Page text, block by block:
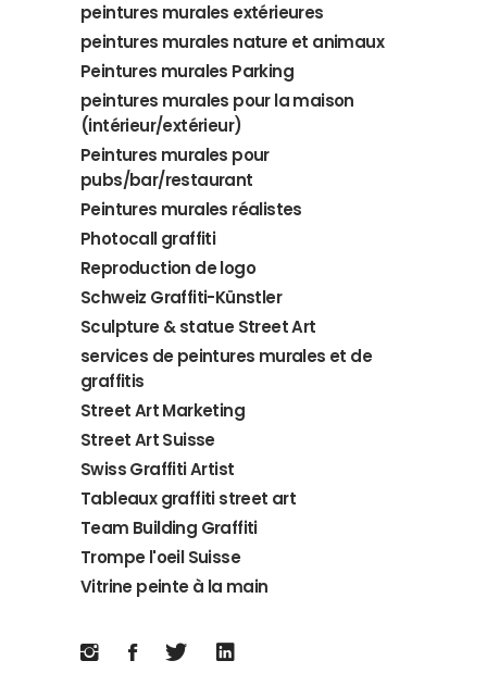
peintures murales extérieures
peintures murales nature et animaux
Peintures murales Parking
peintures murales pour la maison
(intérieur/extérieur)
Peintures murales pour
pubs/bar/restaurant
Peintures murales réalistes
Photocall graffiti
Reproduction de logo
Schweiz Graffiti-Künstler
Sculpture & statue Street Art
services de peintures murales et de
graffitis
Street Art Marketing
Street Art Suisse
Swiss Graffiti Artist
Tableaux graffiti street art
Team Building Graffiti
Trompe l'oeil Suisse
Vitrine peinte à la main